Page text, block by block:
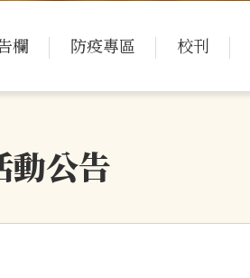
欄 防疫專區 校刊
動公告